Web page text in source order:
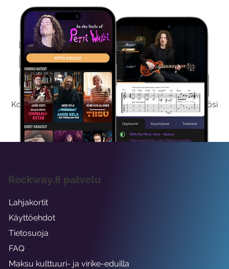
Kokeile Ilmaiseksi
Kokeilemalla ilmaiseksi saat koko sisältömme käyttöösi
viikon ajaksi.
Rockway.fi palvelu
Lahjakortit
Käyttöehdot
Tietosuoja
FAQ
Maksu kulttuuri- ja virike-eduilla